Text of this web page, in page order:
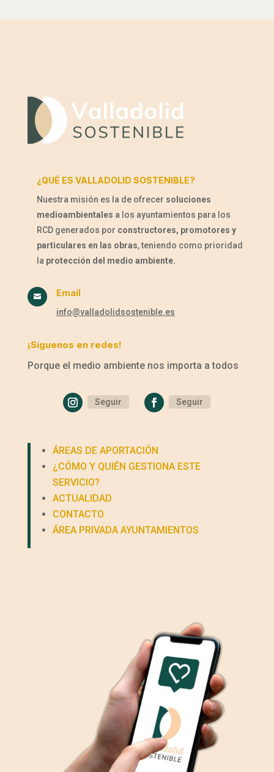
¿QUÉ ES VALLADOLID SOSTENIBLE?
Nuestra misión es la de ofrecer soluciones
medioambientales a los ayuntamientos para los
RCD generados por constructores, promotores y
particulares en las obras, teniendo como prioridad
la protección del medio ambiente.
 Email
info@valladolidsostenible.es
¡Síguenos en redes!
Porque el medio ambiente nos importa a todos
Seguir Seguir
ÁREAS DE APORTACIÓN
¿CÓMO Y QUIÉN GESTIONA ESTE
SERVICIO?
ACTUALIDAD
CONTACTO
ÁREA PRIVADA AYUNTAMIENTOS